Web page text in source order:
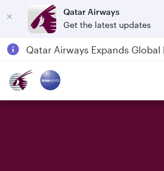
Qatar Airways
Get the latest updates